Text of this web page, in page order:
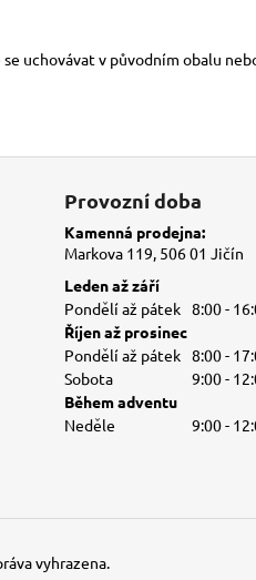
uchovávat v původním obalu
Provozní doba
Kamenná prodejna:
Markova 119, 506 01 Jičín
Leden až září
Pondělí až pátek 8:00 -
Říjen až prosinec
Pondělí až pátek 8:00 -
Sobota
9:00 -
Během adventu
Neděle
9:00 -
vyhrazena.